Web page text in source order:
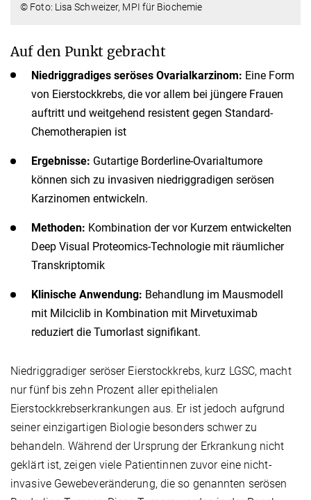
© Foto: Lisa Schweizer, MPI für Biochemie
Auf den Punkt gebracht
Niedriggradiges seröses Ovarialkarzinom: Eine Form
von Eierstockkrebs, die vor allem bei jüngere Frauen
auftritt und weitgehend resistent gegen Standard-
Chemotherapien ist
Ergebnisse: Gutartige Borderline-Ovarialtumore
können sich zu invasiven niedriggradigen serösen
Karzinomen entwickeln.
Methoden: Kombination der vor Kurzem entwickelten
Deep Visual Proteomics-Technologie mit räumlicher
Transkriptomik
Klinische Anwendung: Behandlung im Mausmodell
mit Milciclib in Kombination mit Mirvetuximab
reduziert die Tumorlast signifikant.
Niedriggradiger seröser Eierstockkrebs, kurz LGSC, macht
nur fünf bis zehn Prozent aller epithelialen
Eierstockkrebserkrankungen aus. Er ist jedoch aufgrund
seiner einzigartigen Biologie besonders schwer zu
behandeln. Während der Ursprung der Erkrankung nicht
geklärt ist, zeigen viele Patientinnen zuvor eine nicht-
invasive Gewebeveränderung, die so genannten serösen